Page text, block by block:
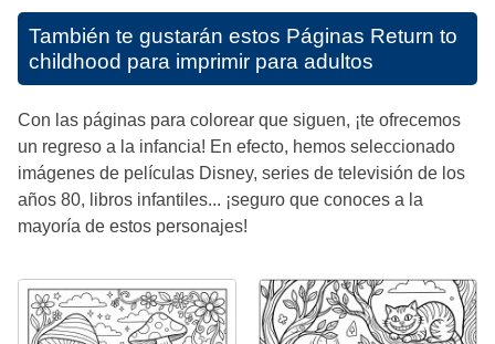
También te gustarán estos Páginas Return to
childhood para imprimir para adultos
Con las páginas para colorear que siguen, ¡te ofrecemos
un regreso a la infancia! En efecto, hemos seleccionado
imágenes de películas Disney, series de televisión de los
años 80, libros infantiles... ¡seguro que conoces a la
mayoría de estos personajes!